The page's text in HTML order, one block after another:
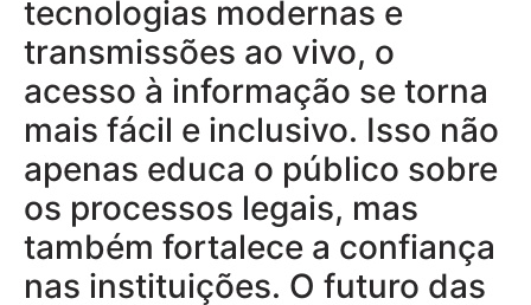
tecnologias modernas e
transmissões ao vivo, o
acesso à informação se torna
mais fácil e inclusivo. Isso não
apenas educa o público sobre
os processos legais, mas
também fortalece a confiança
nas instituições. O futuro das